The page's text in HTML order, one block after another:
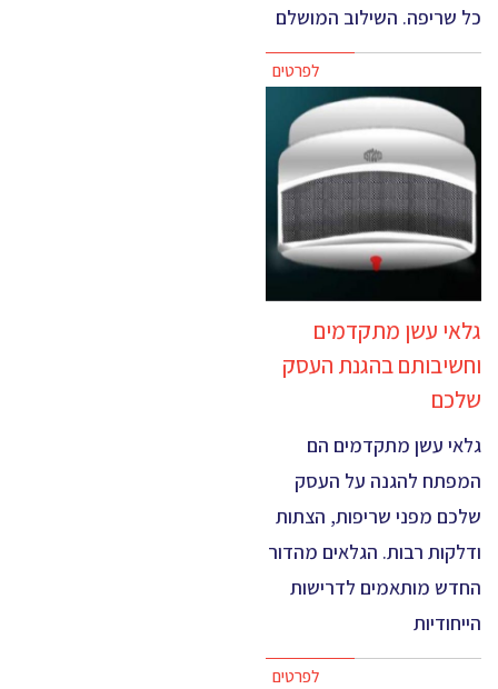
כל שריפה. השילוב המושלם
לפרטים
גלאי עשן מתקדמים
וחשיבותם בהגנת העסק
שלכם
גלאי עשן מתקדמים הם
המפתח להגנה על העסק
שלכם מפני שריפות, הצתות
ודלקות רבות. הגלאים מהדור
החדש מותאמים לדרישות
הייחודיות
לפרטים